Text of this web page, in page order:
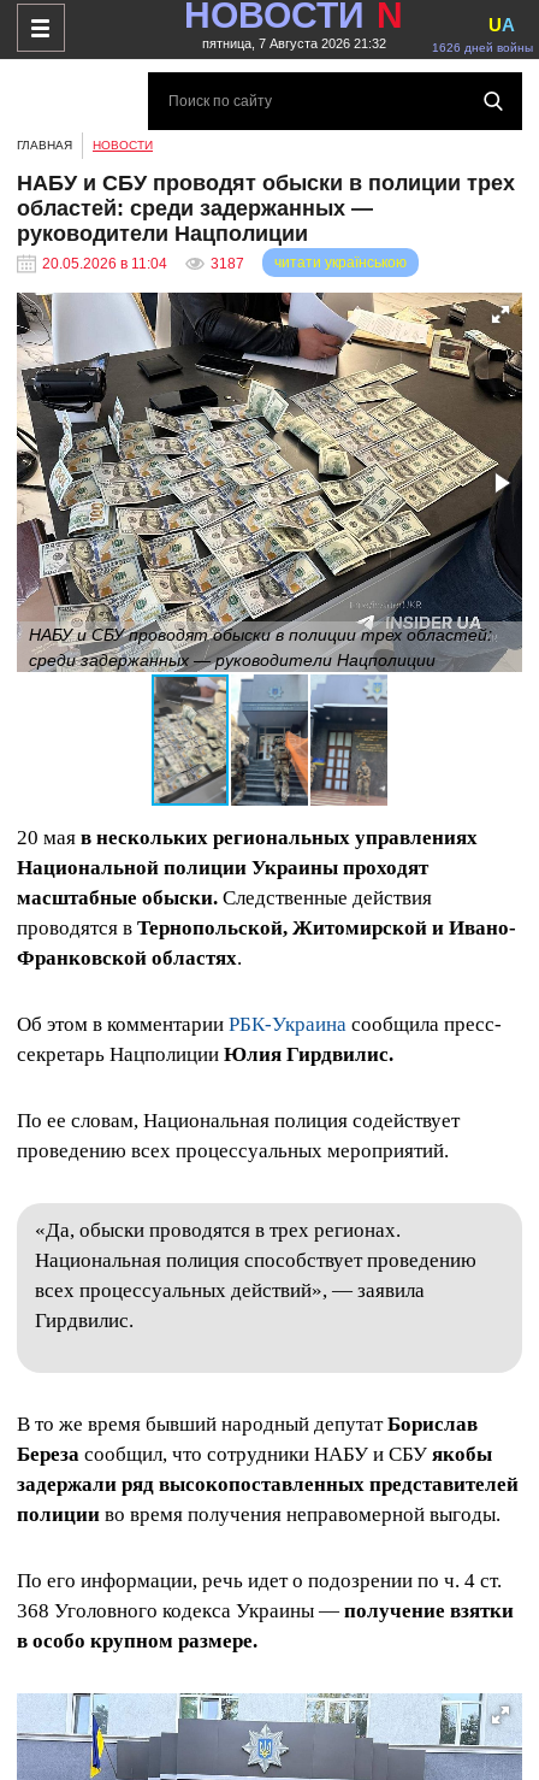
НОВОСТИ N
пятница, 7 Августа 2026 21:32 1626 дней войны
UA
ГЛАВНАЯ НОВОСТИ
НАБУ и СБУ проводят обыски в полиции трех
областей: среди задержанных —
руководители Нацполиции
20.05.2026 в 11:04 3187 читати українською
НАБУ и СБУ проводят обыски в полиции трех областей:
среди задержанных — руководители Нацполиции
20 мая в нескольких региональных управлениях
Национальной полиции Украины проходят
масштабные обыски. Следственные действия
проводятся в Тернопольской, Житомирской и Ивано-
Франковской областях.
Об этом в комментарии РБК-Украина сообщила пресс-
секретарь Нацполиции Юлия Гирдвилис.
По ее словам, Национальная полиция содействует
проведению всех процессуальных мероприятий.
«Да, обыски проводятся в трех регионах.
Национальная полиция способствует проведению
всех процессуальных действий», — заявила
Гирдвилис.
В то же время бывший народный депутатБорислав
Береза сообщил, что сотрудники НАБУ и СБУ якобы
задержали ряд высокопоставленных представителей
полиции во время получения неправомерной выгоды.
По его информации, речь идет о подозрении по ч. 4 ст.
368 Уголовного кодекса Украины — получение взятки
в особо крупном размере.